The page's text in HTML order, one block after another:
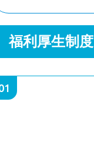
福利厚生制度